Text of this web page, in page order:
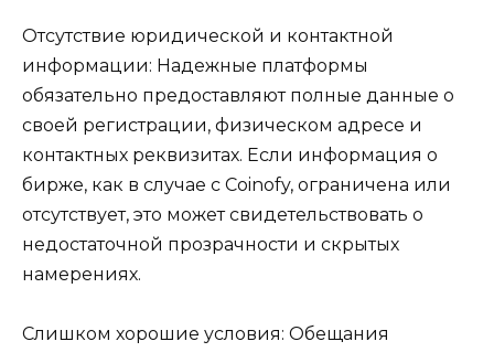
Отсутствие юридической и контактной
информации: Надежные платформы
обязательно предоставляют полные данные о
своей регистрации, физическом адресе и
контактных реквизитах. Если информация о
бирже, как в случае с Coinofy, ограничена или
отсутствует, это может свидетельствовать о
недостаточной прозрачности и скрытых
намерениях.
Слишком хорошие условия: Обещания